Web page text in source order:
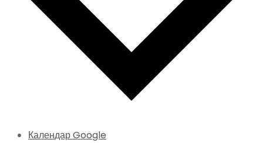
Календар Google